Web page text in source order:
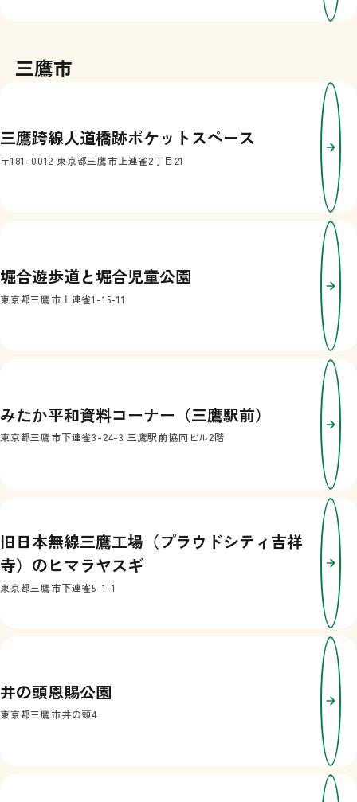
三鷹市
三鷹跨線人道橋跡ポケットスペース
〒181-0012 東京都三鷹市上連雀2丁目21
堀合遊歩道と堀合児童公園
東京都三鷹市上連雀1-15-11
みたか平和資料コーナー（三鷹駅前）
東京都三鷹市下連雀3-24-3 三鷹駅前協同ビル2階
旧日本無線三鷹工場（プラウドシティ吉祥
寺）のヒマラヤスギ
東京都三鷹市下連雀5-1-1
井の頭恩賜公園
東京都三鷹市井の頭4